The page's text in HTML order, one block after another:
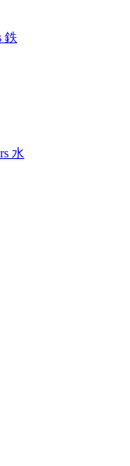
鉄
水